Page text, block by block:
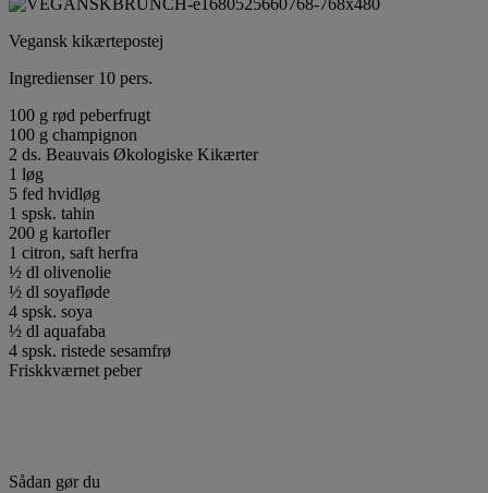
Vegansk kikærtepostej
Ingredienser 10 pers.
100 g rød peberfrugt
100 g champignon
2 ds. Beauvais Økologiske Kikærter
1 løg
5 fed hvidløg
1 spsk. tahin
200 g kartofler
1 citron, saft herfra
½ dl olivenolie
½ dl soyafløde
4 spsk. soya
½ dl aquafaba
4 spsk. ristede sesamfrø
Friskkværnet peber
Sådan gør du